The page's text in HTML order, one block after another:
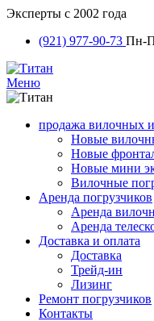
Эксперты с 2002 года
(921) 977-90-73 Пн-
Меню
продажа вилочных
Новые
Новые
Новые мини
Вилочные
Аренда погрузчиков
Аренда
Аренда
Доставка и оплата
Доставка
Трейд-ин
Лизинг
Ремонт погрузчиков
Контакты